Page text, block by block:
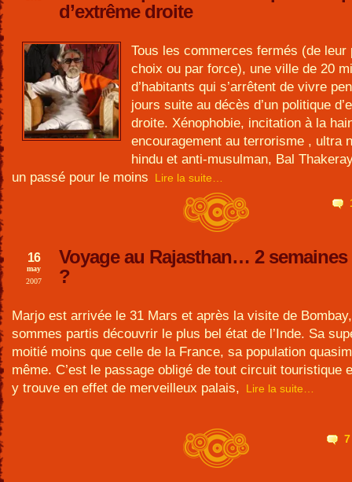
d’extrême droite
Tous les commerces fermés (de leur
choix ou par force), une ville de 20
d’habitants qui s’arrêtent de vivre
jours suite au décès d’un politique
droite. Xénophobie, incitation à la
encouragement au terrorisme , ultra
hindu et anti-musulman, Bal
un passé pour le moins
Lire la suite…
Voyage au Rajasthan… 2 semaines
?
16
may
2007
Marjo est arrivée le 31 Mars et après la visite de
sommes partis découvrir le plus bel état de l’Inde. Sa
moitié moins que celle de la France, sa population
même. C’est le passage obligé de tout circuit touristique
y trouve en effet de merveilleux palais,
Lire la suite…
7